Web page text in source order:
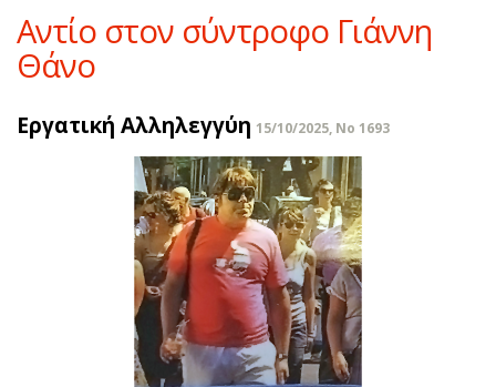
Αντίο στον σύντροφο Γιάννη
Θάνο
Εργατική Αλληλεγγύη 15/10/2025, No 1693